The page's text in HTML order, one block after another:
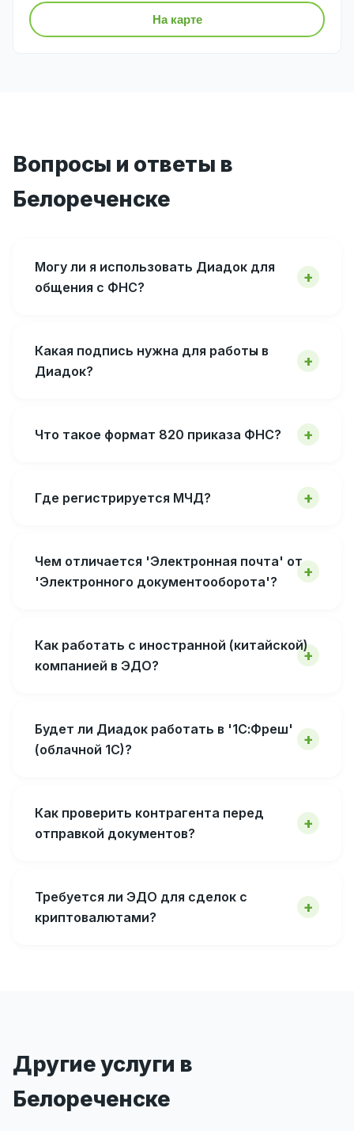
На карте
Вопросы и ответы в
Белореченске
Могу ли я использовать Диадок для
общения с ФНС?
Какая подпись нужна для работы в
Диадок?
Что такое формат 820 приказа ФНС?
Где регистрируется МЧД?
Чем отличается 'Электронная почта' от
'Электронного документооборота'?
Как работать с иностранной (китайской)
компанией в ЭДО?
Будет ли Диадок работать в '1С:Фреш'
(облачной 1С)?
Как проверить контрагента перед
отправкой документов?
Требуется ли ЭДО для сделок с
криптовалютами?
Другие услуги в
Белореченске